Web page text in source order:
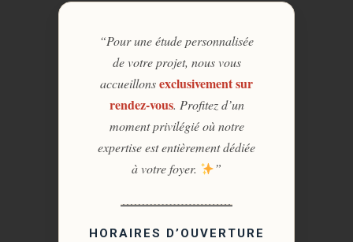
“Pour une étude personnalisée
de votre projet, nous vous
accueillonsexclusivement sur
rendez-vous. Profitez d’un
moment privilégié où notre
expertise est entièrement dédiée
à votre foyer.
”
HORAIRES D’OUVERTURE